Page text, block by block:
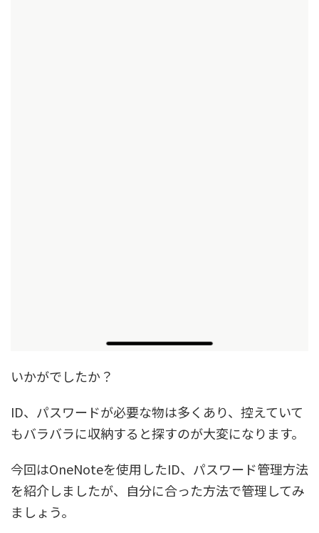
いかがでしたか？
ID、パスワードが必要な物は多くあり、控えていて
もバラバラに収納すると探すのが大変になります。
今回はOneNoteを使用したID、パスワード管理方法
を紹介しましたが、自分に合った方法で管理してみ
ましょう。